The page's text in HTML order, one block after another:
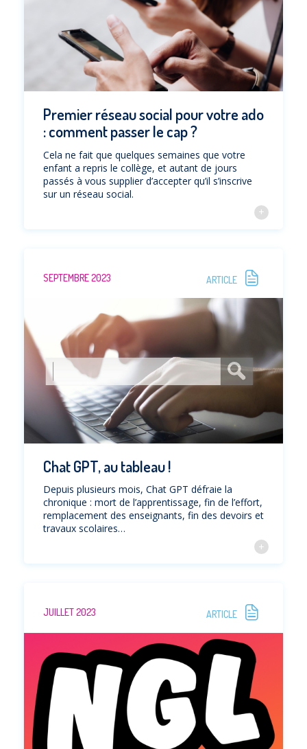
Premier réseau social pour votre ado
: comment passer le cap ?
Cela ne fait que quelques semaines que votre
enfant a repris le collège, et autant de jours
passés à vous supplier d’accepter qu’il s’inscrive
sur un réseau social.
SEPTEMBRE 2023 ARTICLE
Chat GPT, au tableau !
Depuis plusieurs mois, Chat GPT défraie la
chronique : mort de l’apprentissage, fin de l’effort,
remplacement des enseignants, fin des devoirs et
travaux scolaires…
JUILLET 2023 ARTICLE